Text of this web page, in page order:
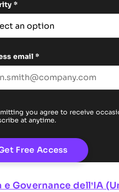
*
email *
you agree to receive
at anytime.
e Governance dell’IA